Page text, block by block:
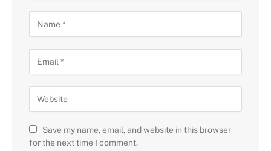
Save my name, email, and website in this browser
for the next time I comment.